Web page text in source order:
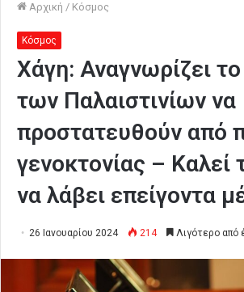
Αρχική / Κόσμος
Κόσμος
Χάγη: Αναγνωρίζει
των Παλαιστινίων να
προστατευθούν από
γενοκτονίας – Καλεί
να λάβει επείγοντα
26 Ιανουαρίου 2024 214 Λιγότερο από